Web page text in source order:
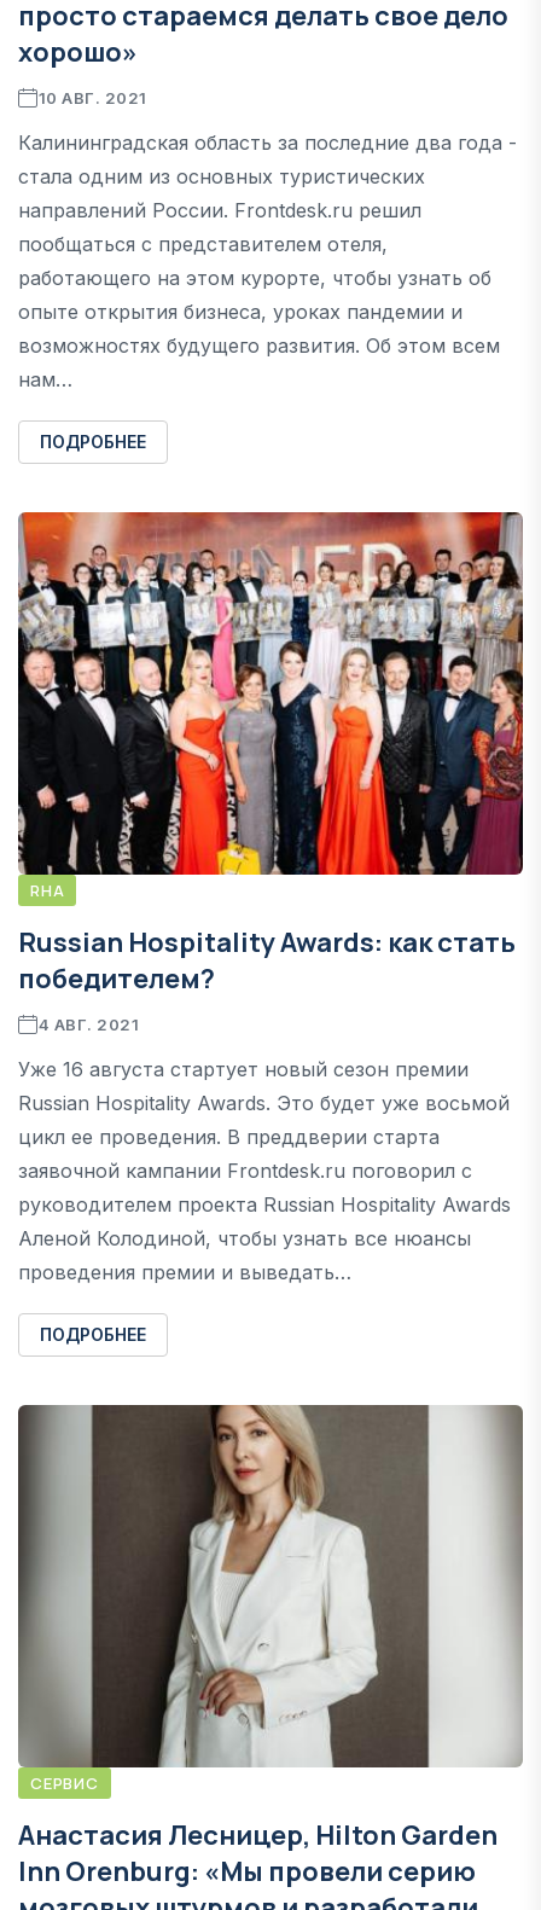
просто стараемся делать свое дело
хорошо»
10 АВГ. 2021
Калининградская область за последние два года -
стала одним из основных туристических
направлений России. Frontdesk.ru решил
пообщаться с представителем отеля,
работающего на этом курорте, чтобы узнать об
опыте открытия бизнеса, уроках пандемии и
возможностях будущего развития. Об этом всем
нам…
ПОДРОБНЕЕ
RHA
Russian Hospitality Awards: как стать
победителем?
4 АВГ. 2021
Уже 16 августа стартует новый сезон премии
Russian Hospitality Awards. Это будет уже восьмой
цикл ее проведения. В преддверии старта
заявочной кампании Frontdesk.ru поговорил с
руководителем проекта Russian Hospitality Awards
Аленой Колодиной, чтобы узнать все нюансы
проведения премии и выведать…
ПОДРОБНЕЕ
СЕРВИС
Анастасия Лесницер, Hilton Garden
Inn Orenburg: «Мы провели серию